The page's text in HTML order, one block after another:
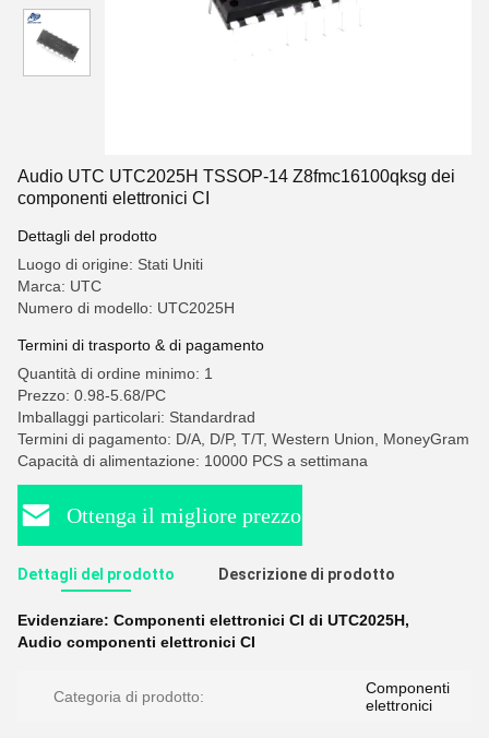
Audio UTC UTC2025H TSSOP-14 Z8fmc16100qksg dei
componenti elettronici CI
Dettagli del prodotto
Luogo di origine: Stati Uniti
Marca: UTC
Numero di modello: UTC2025H
Termini di trasporto & di pagamento
Quantità di ordine minimo: 1
Prezzo: 0.98-5.68/PC
Imballaggi particolari: Standardrad
Termini di pagamento: D/A, D/P, T/T, Western Union, MoneyGram
Capacità di alimentazione: 10000 PCS a settimana
Ottenga il migliore prezzo
Dettagli del prodotto Descrizione di prodotto
Evidenziare: Componenti elettronici CI di UTC2025H,
Audio componenti elettronici CI
Categoria di prodotto:
Componenti
elettronici